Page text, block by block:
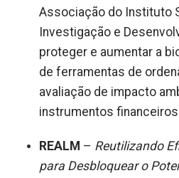
Associação do Instituto
Investigação e
proteger e aumentar a
de ferramentas de
avaliação de impacto
instrumentos
REALM – Reutilizando
para Desbloquear o